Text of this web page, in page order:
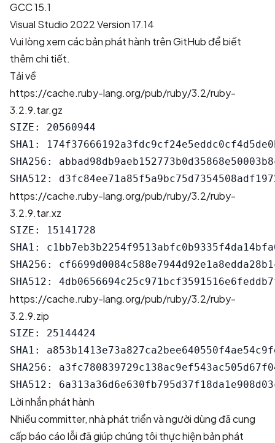
GCC 15.1
Visual Studio 2022 Version 17.14
Vui lòng xemcác bản phát hành trên GitHub để biết
thêm chi tiết.
Tải về
https://cache.ruby-lang.org/pub/ruby/3.2/ruby-
3.2.9.tar.gz
SIZE: 20560944
SHA1:
SHA256:
https://cache.ruby-lang.org/pub/ruby/3.2/ruby-
3.2.9.tar.xz
SIZE: 15141728
SHA1:
SHA256:
https://cache.ruby-lang.org/pub/ruby/3.2/ruby-
3.2.9.zip
SIZE: 25144424
SHA1:
SHA256:
Lời nhắn phát hành
Nhiều committer, nhà phát triển và người dùng đã cung
cấp báo cáo lỗi đã giúp chúng tôi thực hiện bản phát